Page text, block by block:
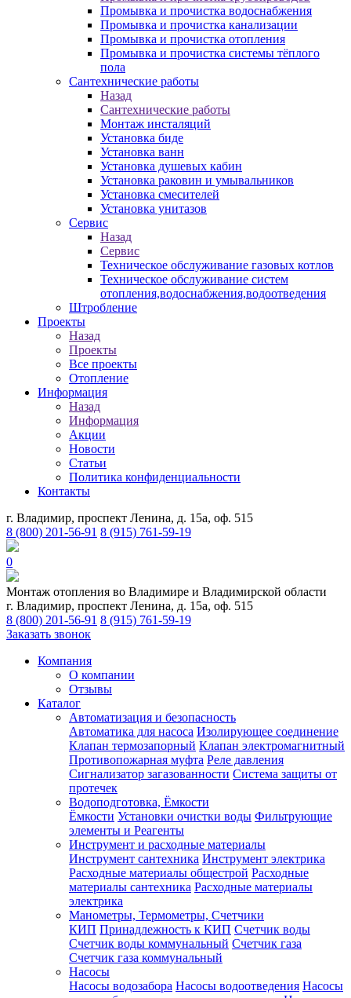
Промывка и прочистка водоснабжения
Промывка и прочистка канализации
Промывка и прочистка отопления
Промывка и прочистка системы тёплого
пола
Сантехнические работы
Назад
Сантехнические работы
Монтаж инсталяций
Установка биде
Установка ванн
Установка душевых кабин
Установка раковин и умывальников
Установка смесителей
Установка унитазов
Сервис
Назад
Сервис
Техническое обслуживание газовых котлов
Техническое обслуживание систем
отопления,водоснабжения,водоотведения
Штробление
Проекты
Назад
Проекты
Все проекты
Отопление
Информация
Назад
Информация
Акции
Новости
Статьи
Политика конфиденциальности
Контакты
г. Владимир, проспект Ленина, д. 15а, оф. 515
8 (800) 201-56-91 8 (915) 761-59-19
0
Монтаж отопления во Владимире и Владимирской области
г. Владимир, проспект Ленина, д. 15а, оф. 515
8 (800) 201-56-91 8 (915) 761-59-19
Заказать звонок
Компания
О компании
Отзывы
Каталог
Автоматизация и безопасность
Автоматика для насоса Изолирующее соединение
Клапан термозапорный Клапан электромагнитный
Противопожарная муфта Реле давления
Сигнализатор загазованности Система защиты от
протечек
Водоподготовка, Ёмкости
Ёмкости Установки очистки воды Фильтрующие
элементы и Реагенты
Инструмент и расходные материалы
Инструмент сантехника Инструмент электрика
Расходные материалы общестрой Расходные
материалы сантехника Расходные материалы
электрика
Манометры, Термометры, Счетчики
КИП Принадлежность к КИП Счетчик воды
Счетчик воды коммунальный Счетчик газа
Счетчик газа коммунальный
Насосы
Насосы водозабора Насосы водоотведения Насосы